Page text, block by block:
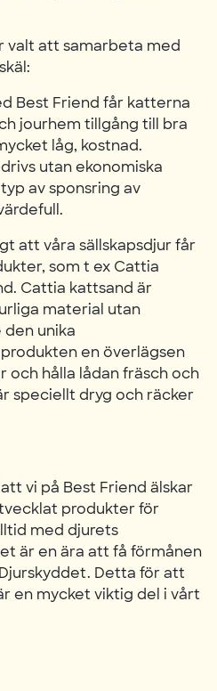
valt att samarbeta med
Best Friend får katterna
jourhem tillgång till bra
låg, kostnad.
utan ekonomiska
av sponsring av
att våra sällskapsdjur får
som t ex Cattia
Cattia kattsand är
material utan
den unika
en överlägsen
och hålla lådan fräsch och
speciellt dryg och räcker
vi på Best Friend älskar
produkter för
med djurets
är en ära att få förmånen
Detta för att
en mycket viktig del i vårt